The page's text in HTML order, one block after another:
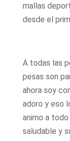
mallas
desde el
A todas las
pesas son
ahora soy
adoro y eso
animo a
saludable y